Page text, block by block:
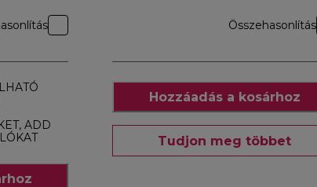
ADD
Összehasonlítás
Hozzáadás a kosárhoz
Tudjon meg többet